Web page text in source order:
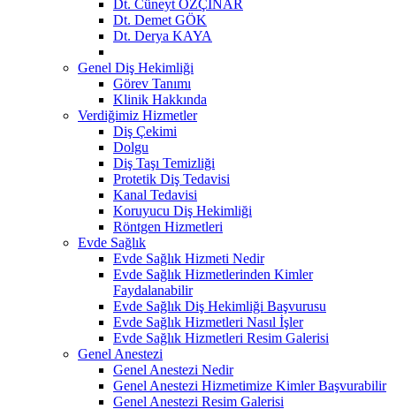
Dt. Cüneyt ÖZÇINAR
Dt. Demet GÖK
Dt. Derya KAYA
Genel Diş Hekimliği
Görev Tanımı
Klinik Hakkında
Verdiğimiz Hizmetler
Diş Çekimi
Dolgu
Diş Taşı Temizliği
Protetik Diş Tedavisi
Kanal Tedavisi
Koruyucu Diş Hekimliği
Röntgen Hizmetleri
Evde Sağlık
Evde Sağlık Hizmeti Nedir
Evde Sağlık Hizmetlerinden Kimler
Faydalanabilir
Evde Sağlık Diş Hekimliği Başvurusu
Evde Sağlık Hizmetleri Nasıl İşler
Evde Sağlık Hizmetleri Resim Galerisi
Genel Anestezi
Genel Anestezi Nedir
Genel Anestezi Hizmetimize Kimler Başvurabilir
Genel Anestezi Resim Galerisi